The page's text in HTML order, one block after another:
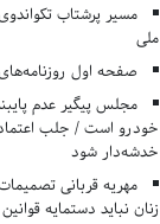
مسیر پرشتاب
ملی
صفحه اول روزنامه‌های 10 مرداد
مجلس پیگیر عدم
خودرو است / جلب
خدشه‌دار شود
مهریه قربانی
زنان نباید دستمایه